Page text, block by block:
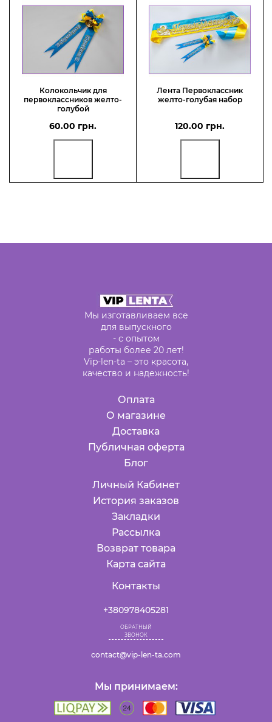
Колокольчик для
первоклассников желто-
голубой
60.00 грн.
Лента Первоклассник
желто-голубая набор
120.00 грн.
Мы изготавливаем все
для выпускного
- с опытом
работы более 20 лет!
Vip-len-ta – это красота,
качество и надежность!
Оплата
О магазине
Доставка
Публичная оферта
Блог
Личный Кабинет
История заказов
Закладки
Рассылка
Возврат товара
Карта сайта
Контакты
+380978405281
ОБРАТНЫЙ
ЗВОНОК
contact@vip-len-ta.com
Мы принимаем: